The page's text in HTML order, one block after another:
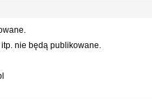
itp. nie będą publikowane.